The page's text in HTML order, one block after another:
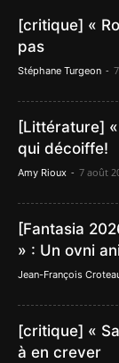
[critique] «
pas
Stéphane Turgeon -
[Littérature]
qui décoiffe!
Amy Rioux - 7 août
[Fantasia
» : Un ovni
Jean-François
[critique] «
à en crever